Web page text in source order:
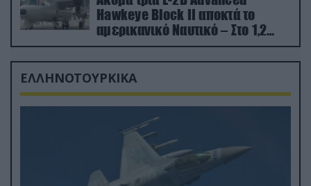
Hawkeye Block II αποκτά το
αμερικανικό Ναυτικό – Στο 1,2
δισ.δολάρια το κόστος
ΕΛΛΗΝΟΤΟΥΡΚΙΚΑ